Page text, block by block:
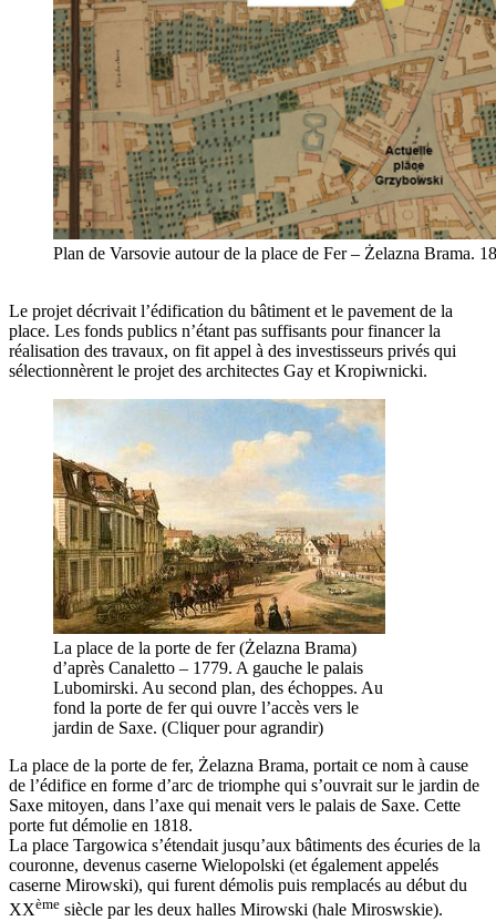
Plan de Varsovie autour de la place de Fer – Żelazna Brama.
Le projet décrivait l’édification du bâtiment et le pavement de la
place. Les fonds publics n’étant pas suffisants pour financer la
réalisation des travaux, on fit appel à des investisseurs privés qui
sélectionnèrent le projet des architectes Gay et Kropiwnicki.
La place de la porte de fer (Żelazna Brama)
d’après Canaletto – 1779. A gauche le palais
Lubomirski. Au second plan, des échoppes. Au
fond la porte de fer qui ouvre l’accès vers le
jardin de Saxe. (Cliquer pour agrandir)
La place de la porte de fer, Żelazna Brama, portait ce nom à cause
de l’édifice en forme d’arc de triomphe qui s’ouvrait sur le jardin de
Saxe mitoyen, dans l’axe qui menait vers le palais de Saxe. Cette
porte fut démolie en 1818.
La place Targowica s’étendait jusqu’aux bâtiments des écuries de la
couronne, devenus caserne Wielopolski (et également appelés
caserne Mirowski), qui furent démolis puis remplacés au début du
XXème siècle par les deux halles Mirowski (hale Miroswskie).